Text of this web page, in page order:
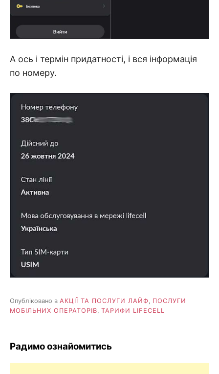
А ось і термін придатності, і вся інформація
по номеру.
Опубліковано в АКЦІЇ ТА ПОСЛУГИ ЛАЙФ, ПОСЛУГИ
МОБІЛЬНИХ ОПЕРАТОРІВ, ТАРИФИ LIFECELL
Радимо ознайомитись